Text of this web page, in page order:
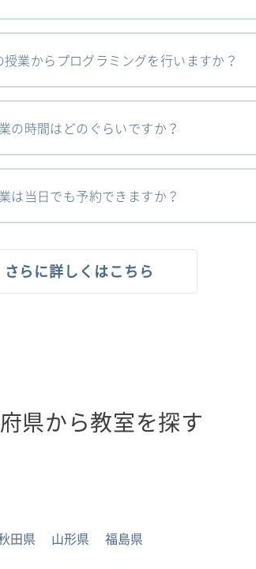
業からプログラミングを行いますか？
の時間はどのぐらいですか？
は当日でも予約できますか？
さらに詳しくはこちら
県から教室を探す
田県 山形県 福島県